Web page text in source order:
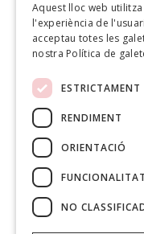
SASHA
,
Aquest lloc web
l'experiència de
acceptau totes les
nostra Política de
ESTRICTAMENT
RENDIMENT
ORIENTACIÓ
FUNCIONALITAT
NO